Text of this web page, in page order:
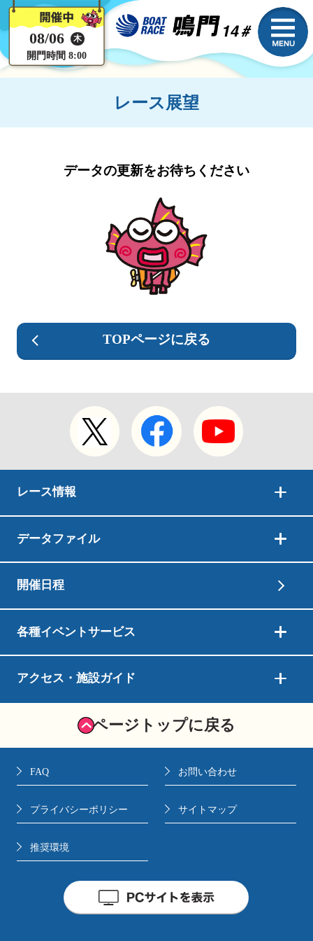
08/06 木
開門時間 8:00
レース展望
データの更新をお待ちください
TOPページに戻る
レース情報
データファイル
開催日程
各種イベントサービス
アクセス・施設ガイド
ページトップに戻る
FAQ お問い合わせ
プライバシーポリシー サイトマップ
推奨環境